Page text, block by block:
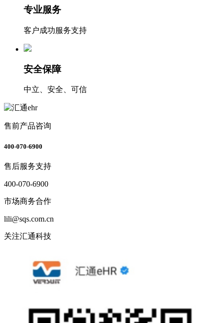
专业服务
客户成功服务支持
安全保障
中立、安全、可信
售前产品咨询
400-070-6900
售后服务支持
400-070-6900
市场商务合作
lili@sqs.com.cn
关注汇通科技